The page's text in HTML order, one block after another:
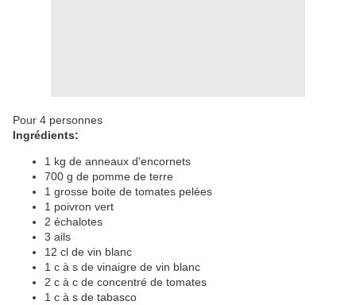
Pour 4 personnes
Ingrédients:
1 kg de anneaux d'encornets
700 g de pomme de terre
1 grosse boite de tomates pelées
1 poivron vert
2 échalotes
3 ails
12 cl de vin blanc
1 c à s de vinaigre de vin blanc
2 c à c de concentré de tomates
1 c à s de tabasco